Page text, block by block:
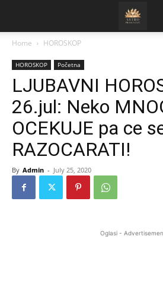
Home HOROSKOP
HOROSKOP Početna
LJUBAVNI
26.jul: Neko
OCEKUJE pa ce
RAZOCARATI!
By Admin - July 25, 2020
Oglasi -